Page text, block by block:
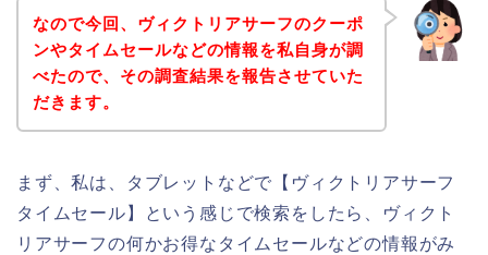
なので今回、ヴィクトリアサーフのクーポ
ンやタイムセールなどの情報を私自身が調
べたので、その調査結果を報告させていた
だきます。
まず、私は、タブレットなどで【ヴィクトリアサーフ
タイムセール】という感じで検索をしたら、ヴィクト
リアサーフの何かお得なタイムセールなどの情報がみ